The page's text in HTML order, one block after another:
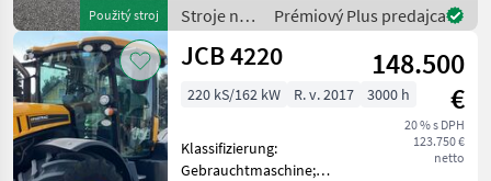
Použitý stroj
Landschaftsbau? Dieser JCB
Stroje na
stavbu /
JCB
Prémiový Plus predajca
JCB 4220
148.500
€
20 % s DPH
123.750 €
netto
220 kS/162 kW R. v. 2017 3000 h
Klassifizierung:
Gebrauchtmaschine;